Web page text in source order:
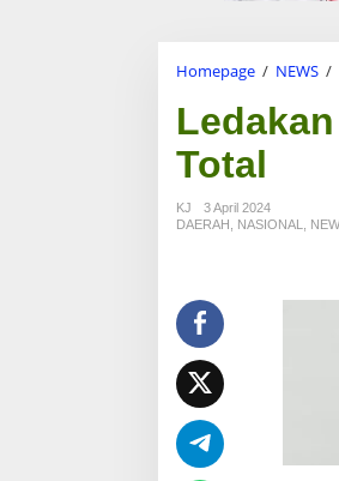
Homepage / NEWS /
Total
KJ
3 April 2024
DAERAH
NASIONAL